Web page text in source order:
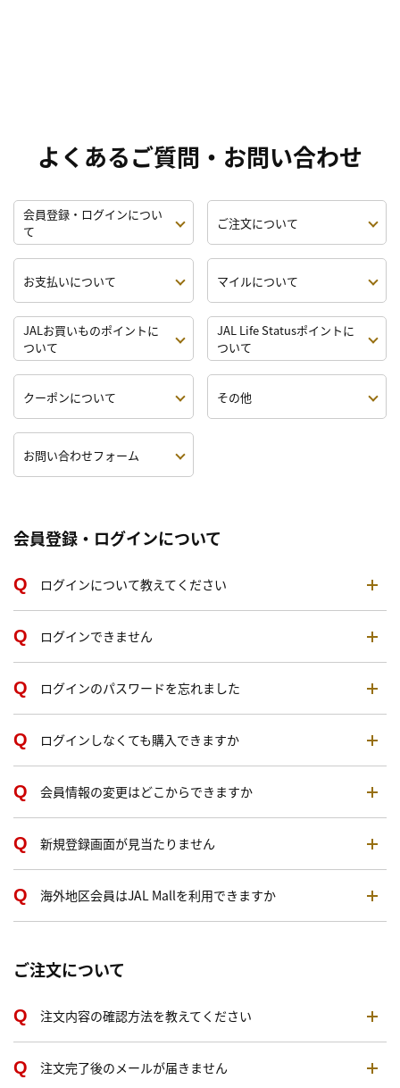
よくあるご質問・お問い合わせ
会員登録・ログインについ
て
ご注文について
お支払いについて マイルについて
JALお買いものポイントに
ついて
JAL Life Statusポイントに
ついて
クーポンについて その他
お問い合わせフォーム
会員登録・ログインについて
ログインについて教えてください
ログインできません
ログインのパスワードを忘れました
ログインしなくても購入できますか
会員情報の変更はどこからできますか
新規登録画面が見当たりません
海外地区会員はJAL Mallを利用できますか
ご注文について
注文内容の確認方法を教えてください
注文完了後のメールが届きません